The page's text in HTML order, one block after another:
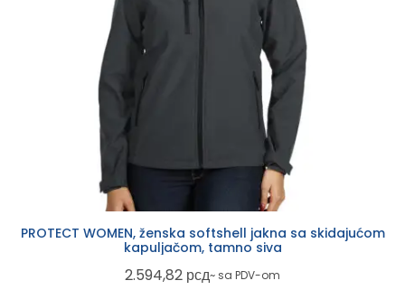
PROTECT WOMEN, ženska softshell jakna sa skidajućom
kapuljačom, tamno siva
2.594,82 рсд~ sa PDV-om